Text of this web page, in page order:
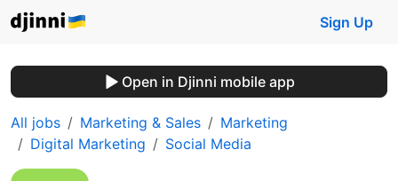
Sign Up
Open in Djinni mobile app
All jobs Marketing & Sales
Marketing
Digital Marketing
Social Media